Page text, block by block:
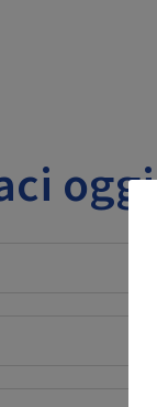
oggi